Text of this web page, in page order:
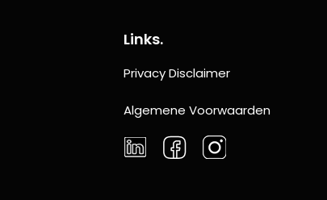
Links.
Privacy Disclaimer
Algemene Voorwaarden